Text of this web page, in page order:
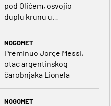
pod Olićem, osvojio
duplu krunu u
NOGOMET
Preminuo Jorge Messi,
otac argentinskog
čarobnjaka Lionela
NOGOMET